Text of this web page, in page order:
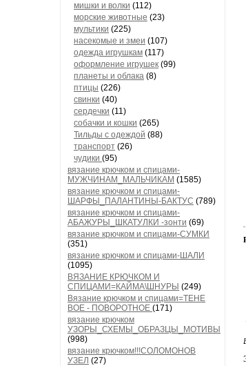
мишки и волки (112)
морские животные (23)
мультики (225)
насекомые и змеи (107)
одежда игрушкам (117)
оформление игрушек (99)
планеты и облака (8)
птицы (226)
свинки (40)
сердечки (11)
собачки и кошки (265)
Тильды с одеждой (88)
транспорт (26)
чудики (95)
вязание крючком и спицами-
МУЖЧИНАМ_МАЛЬЧИКАМ (1585)
вязание крючком и спицами-
ШАРФЫ_ПАЛАНТИНЫ-БАКТУС (789)
вязание крючком и спицами-
АБАЖУРЫ_ШКАТУЛКИ -зонти (69)
вязание крючком и спицами-СУМКИ
(351)
вязание крючком и спицами-ШАЛИ
(1095)
ВЯЗАНИЕ КРЮЧКОМ И
СПИЦАМИ=КАЙМА\ШНУРЫ (249)
Вязание крючком и спицами=ТЕНЕ
ВОЕ - ПОВОРОТНОЕ (171)
вязание крючком
УЗОРЫ_СХЕМЫ_ОБРАЗЦЫ_МОТИВЫ
(998)
вязание крючком!!!СОЛОМОНОВ
УЗЕЛ (27)